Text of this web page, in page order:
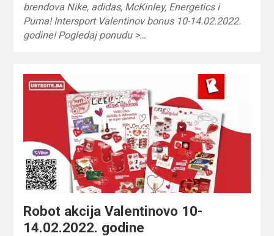
brendova Nike, adidas, McKinley, Energetics i
Puma! Intersport Valentinov bonus 10-14.02.2022.
godine! Pogledaj ponudu >…
Robot akcija Valentinovo 10-
14.02.2022. godine